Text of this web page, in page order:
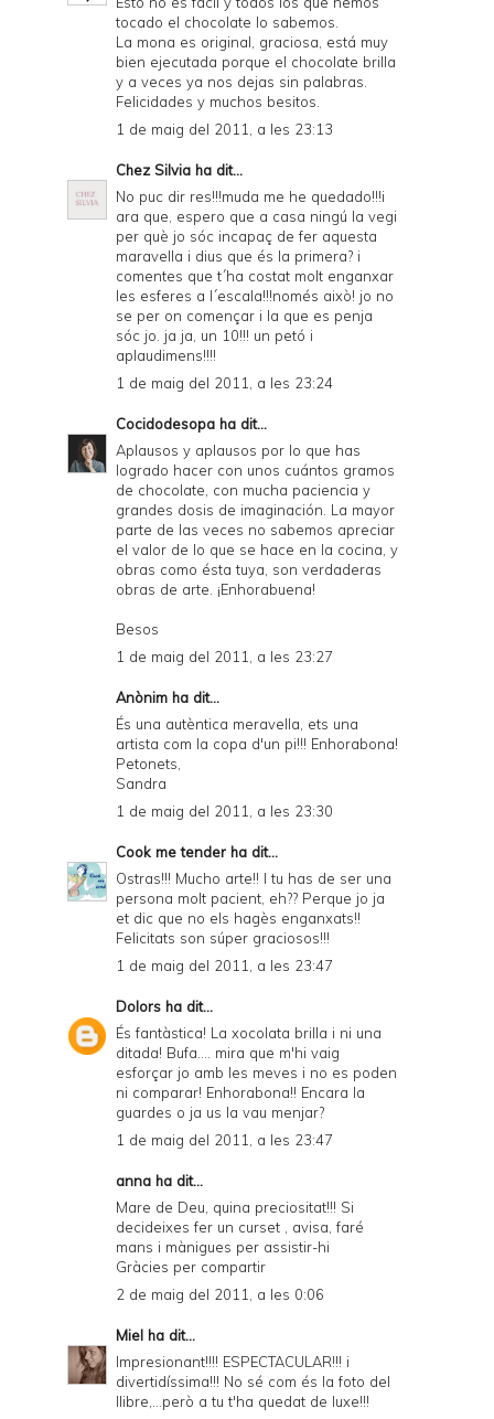
tocado el chocolate lo sabemos.
La mona es original, graciosa, está muy
bien ejecutada porque el chocolate brilla
y a veces ya nos dejas sin palabras.
Felicidades y muchos besitos.
1 de maig del 2011, a les 23:13
Chez Silvia ha dit...
No puc dir res!!!muda me he quedado!!!i
ara que, espero que a casa ningú la vegi
per què jo sóc incapaç de fer aquesta
maravella i dius que és la primera? i
comentes que t´ha costat molt enganxar
les esferes a l´escala!!!només això! jo no
se per on començar i la que es penja
sóc jo. ja ja, un 10!!! un petó i
aplaudimens!!!!
1 de maig del 2011, a les 23:24
Cocidodesopa ha dit...
Aplausos y aplausos por lo que has
logrado hacer con unos cuántos gramos
de chocolate, con mucha paciencia y
grandes dosis de imaginación. La mayor
parte de las veces no sabemos apreciar
el valor de lo que se hace en la cocina, y
obras como ésta tuya, son verdaderas
obras de arte. ¡Enhorabuena!
Besos
1 de maig del 2011, a les 23:27
Anònim ha dit...
És una autèntica meravella, ets una
artista com la copa d'un pi!!! Enhorabona!
Petonets,
Sandra
1 de maig del 2011, a les 23:30
Cook me tender ha dit...
Ostras!!! Mucho arte!! I tu has de ser una
persona molt pacient, eh?? Perque jo ja
et dic que no els hagès enganxats!!
Felicitats son súper graciosos!!!
1 de maig del 2011, a les 23:47
Dolors ha dit...
És fantàstica! La xocolata brilla i ni una
ditada! Bufa.... mira que m'hi vaig
esforçar jo amb les meves i no es poden
ni comparar! Enhorabona!! Encara la
guardes o ja us la vau menjar?
1 de maig del 2011, a les 23:47
anna ha dit...
Mare de Deu, quina preciositat!!! Si
decideixes fer un curset , avisa, faré
mans i mànigues per assistir-hi
Gràcies per compartir
2 de maig del 2011, a les 0:06
Miel ha dit...
Impresionant!!!! ESPECTACULAR!!! i
divertidíssima!!! No sé com és la foto del
llibre,...però a tu t'ha quedat de luxe!!!